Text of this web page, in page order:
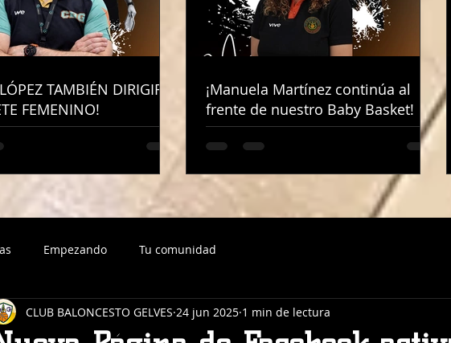
TAMBIÉN DIRIGIRÁ
FEMENINO!
¡Manuela Martínez continúa al
frente de nuestro Baby Basket!
TAMBIÉN DIRIGIRÁ
FEMENINO!
¡Manuela Martínez continúa al
frente de nuestro Baby Basket!
Empezando Tu comunidad
CLUB BALONCESTO GELVES 24 jun 2025 1 min de lectura